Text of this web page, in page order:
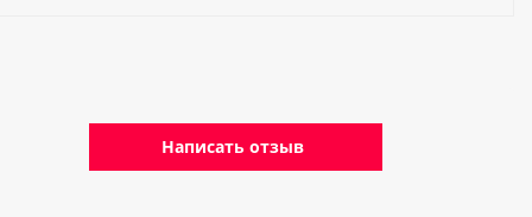
Написать отзыв